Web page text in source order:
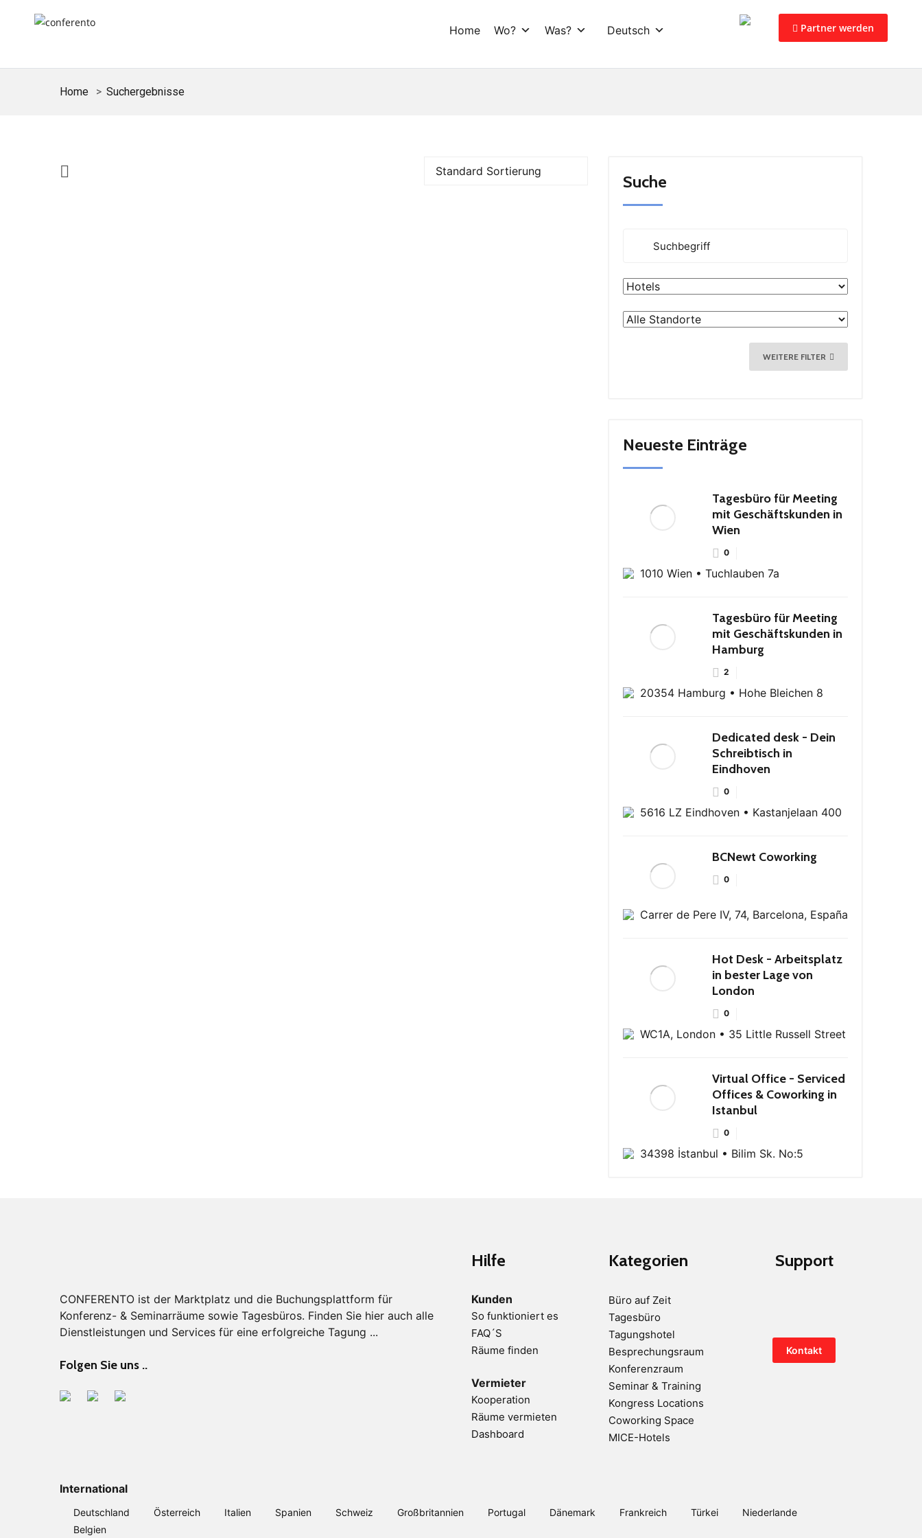
Partner werden
Home Wo? Was? Deutsch
Home Suchergebnisse
Suche
WEITERE FILTER
Neueste Einträge
Tagesbüro für Meeting
mit Geschäftskunden in
Wien
0
1010 Wien • Tuchlauben 7a
Tagesbüro für Meeting
mit Geschäftskunden in
Hamburg
2
20354 Hamburg • Hohe Bleichen 8
Dedicated desk - Dein
Schreibtisch in
Eindhoven
0
5616 LZ Eindhoven • Kastanjelaan 400
BCNewt Coworking
0
Carrer de Pere IV, 74, Barcelona, España
Hot Desk - Arbeitsplatz
in bester Lage von
London
0
WC1A, London • 35 Little Russell Street
Virtual Office - Serviced
Offices & Coworking in
Istanbul
0
34398 İstanbul • Bilim Sk. No:5
CONFERENTO ist der Marktplatz und die Buchungsplattform für
Konferenz- & Seminarräume sowie Tagesbüros. Finden Sie hier auch alle
Dienstleistungen und Services für eine erfolgreiche Tagung ...
Folgen Sie uns ..
Hilfe
Kunden
So funktioniert es
FAQ´S
Räume finden
Vermieter
Kooperation
Räume vermieten
Dashboard
Kategorien
Büro auf Zeit
Tagesbüro
Tagungshotel
Besprechungsraum
Konferenzraum
Seminar & Training
Kongress Locations
Coworking Space
MICE-Hotels
Support
Kontakt
International
Deutschland Österreich Italien Spanien Schweiz Großbritannien Portugal Dänemark Frankreich Türkei
Niederlande
Belgien